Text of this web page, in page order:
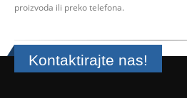
proizvoda ili preko telefona.
Kontaktirajte nas!